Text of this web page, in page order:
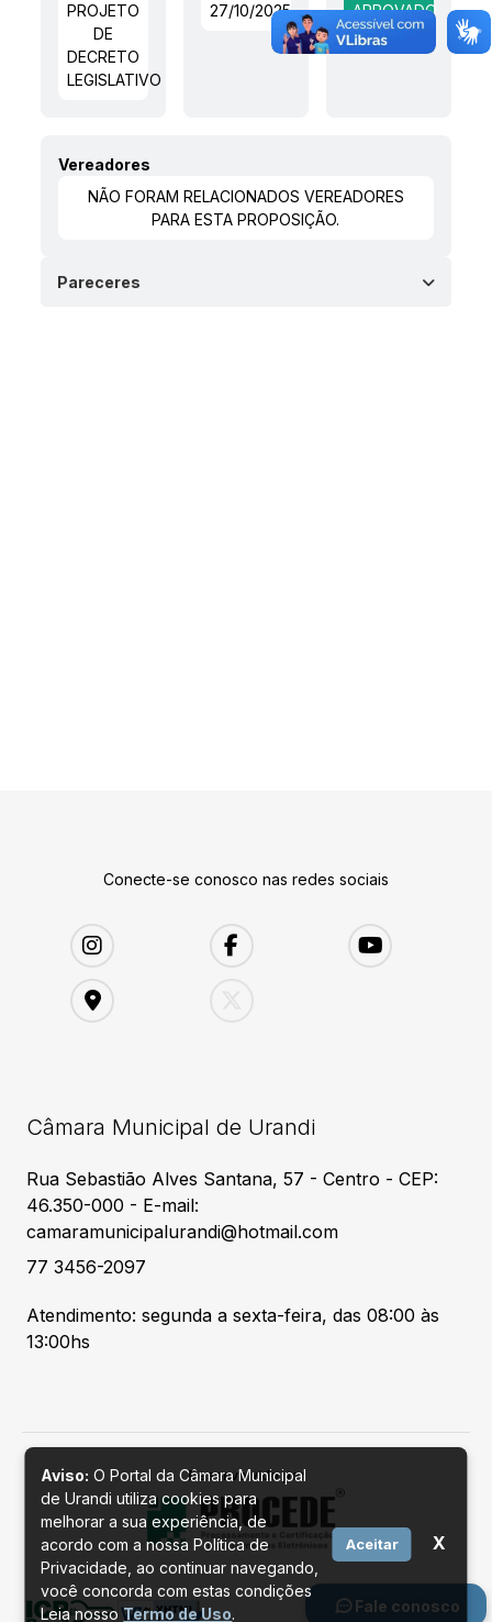
Fale conosco
PROJETO
DE
DECRETO
LEGISLATIVO
27/10/2025
APROVADO
Vereadores
NÃO FORAM RELACIONADOS VEREADORES
PARA ESTA PROPOSIÇÃO.
Pareceres
Conecte-se conosco nas redes sociais
Câmara Municipal de Urandi
Rua Sebastião Alves Santana, 57 - Centro - CEP:
46.350-000 - E-mail:
camaramunicipalurandi@hotmail.com
77 3456-2097
Atendimento: segunda a sexta-feira, das 08:00 às
13:00hs
Desenvolvido por
Aviso: O Portal da Câmara Municipal
de Urandi utiliza cookies para
melhorar a sua experiência, de
acordo com a nossa Política de
Privacidade, ao continuar navegando,
você concorda com estas condições
Leia nossoTermo de Uso.
Aceitar X